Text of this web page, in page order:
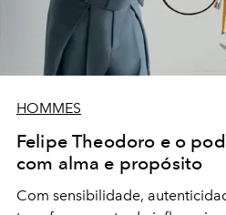
HOMMES
Felipe Theodoro e o
com alma e propósito
Com sensibilidade,